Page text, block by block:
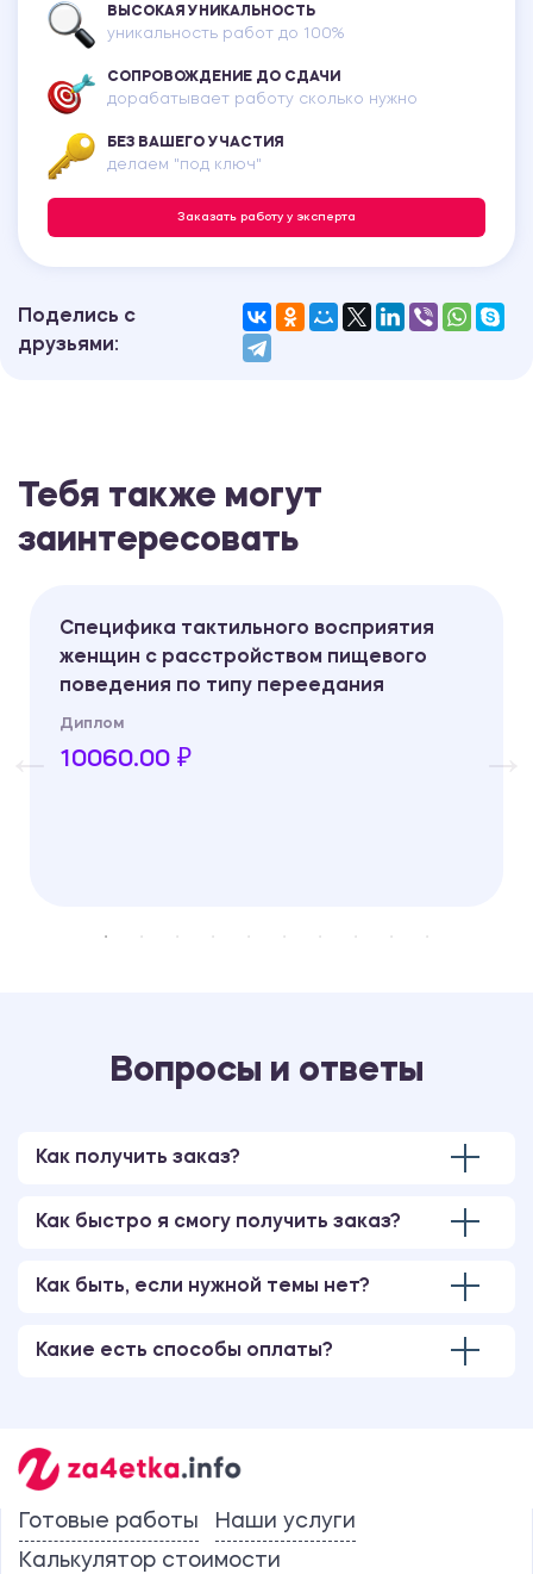
ВЫСОКАЯ УНИКАЛЬНОСТЬ
уникальность работ до 100%
СОПРОВОЖДЕНИЕ ДО СДАЧИ
дорабатывает работу сколько нужно
БЕЗ ВАШЕГО УЧАСТИЯ
делаем "под ключ"
Заказать работу у эксперта
Поделись с
друзьями:
Тебя также могут
заинтересовать
Специфика тактильного восприятия
женщин с расстройством пищевого
поведения по типу переедания
Диплом
10060.00 ₽
Вопросы и ответы
Как получить заказ?
Как быстро я смогу получить заказ?
Как быть, если нужной темы нет?
Какие есть способы оплаты?
Готовые работы
Наши услуги
Калькулятор стоимости